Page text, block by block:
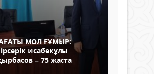
МОЛ ҒҰМЫР:
Исабекұлы
– 75 жаста